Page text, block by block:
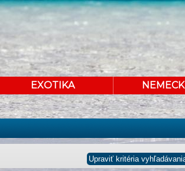
EXOTIKA